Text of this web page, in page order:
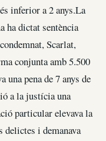
inferior a 2 anys.La
ha dictat sentència
Scarlat,
conjunta amb 5.500
pena de 7 anys de
a la justícia una
particular elevava la
delictes i demanava